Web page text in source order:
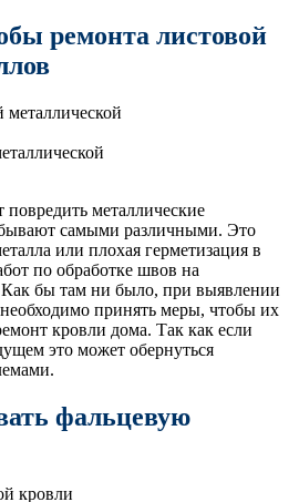
ремонта листовой
металлические
самыми различными. Это
или плохая герметизация в
по обработке швов на
бы там ни было, при выявлении
принять меры, чтобы их
кровли дома. Так как если
это может обернуться
фальцевую